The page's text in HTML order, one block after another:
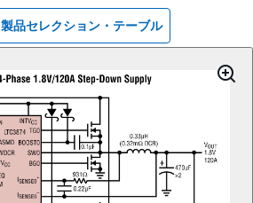
製品セレクション・テーブル